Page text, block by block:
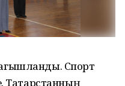
Спорт
Татарстанның